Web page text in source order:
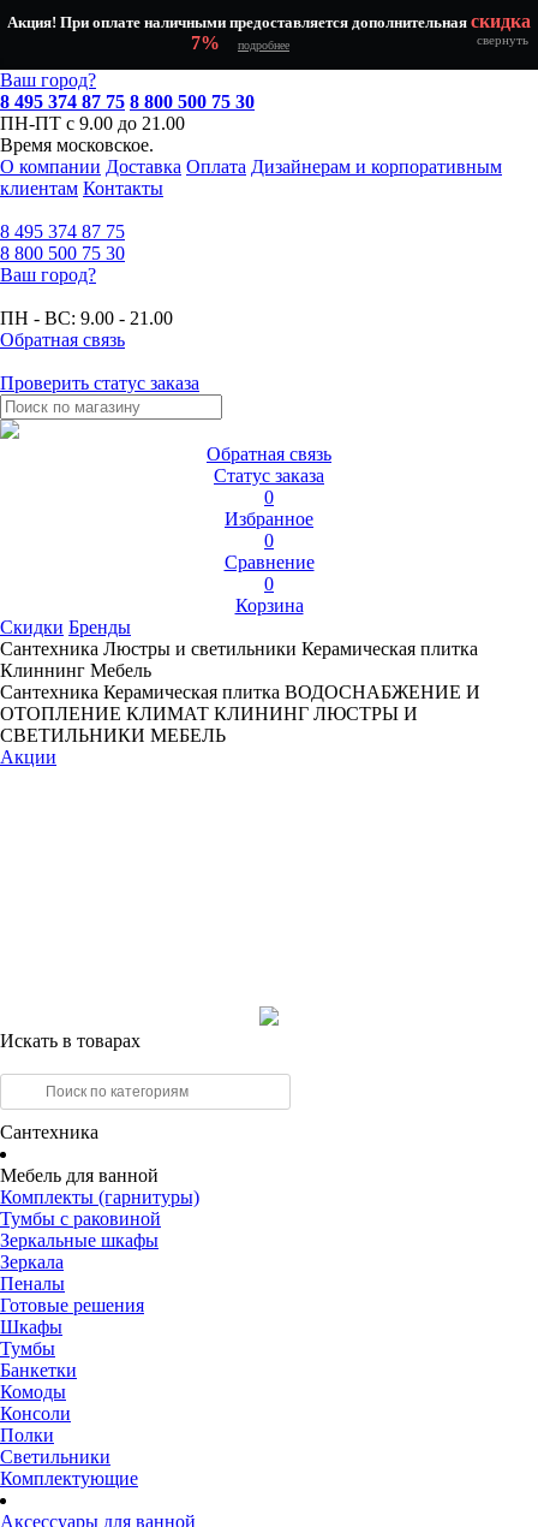
Акция! При оплате наличными предоставляется дополнительная скидка
7%
подробнее свернуть
Ваш город?
8 495 374 87 75 8 800 500 75 30
ПН-ПТ с 9.00 до 21.00
Время московское.
О компании Доставка Оплата Дизайнерам и корпоративным
клиентам Контакты
8 495 374 87 75
8 800 500 75 30
Ваш город?
ПН - ВС: 9.00 - 21.00
Обратная связь
Проверить статус заказа
Обратная связь
Статус заказа
0
Избранное
0
Сравнение
0
Корзина
Скидки Бренды
Сантехника Люстры и светильники Керамическая плитка
Клиннинг Мебель
Сантехника Керамическая плитка ВОДОСНАБЖЕНИЕ И
ОТОПЛЕНИЕ КЛИМАТ КЛИНИНГ ЛЮСТРЫ И
СВЕТИЛЬНИКИ МЕБЕЛЬ
Акции
Искать в товарах
Сантехника
Мебель для ванной
Комплекты (гарнитуры)
Тумбы с раковиной
Зеркальные шкафы
Зеркала
Пеналы
Готовые решения
Шкафы
Тумбы
Банкетки
Комоды
Консоли
Полки
Светильники
Комплектующие
Аксессуары для ванной